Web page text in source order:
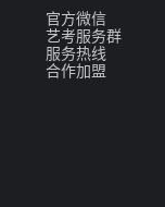
官方微信
艺考服务群
服务热线
合作加盟